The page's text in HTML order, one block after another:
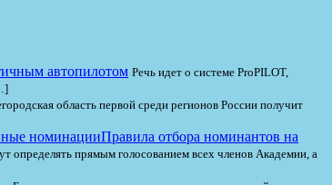
автопилотом Речь идет о системе ProPILOT,
область первой среди регионов России получит
Правила отбора номинантов на
определять прямым голосованием всех членов Академии, а